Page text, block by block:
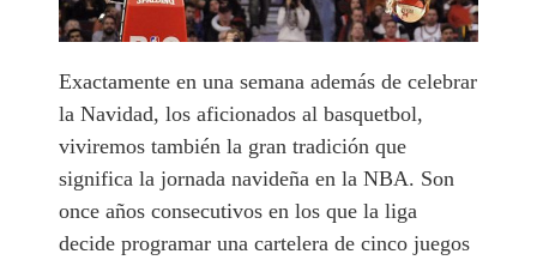
Exactamente en una semana además de celebrar
la Navidad, los aficionados al basquetbol,
viviremos también la gran tradición que
significa la jornada navideña en la NBA. Son
once años consecutivos en los que la liga
decide programar una cartelera de cinco juegos